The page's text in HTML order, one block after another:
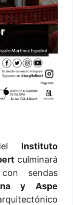
Instituto
culminará
sendas
y Aspe